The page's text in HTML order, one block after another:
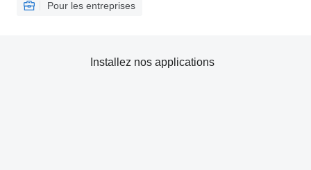
Pour les entreprises
Installez nos applications